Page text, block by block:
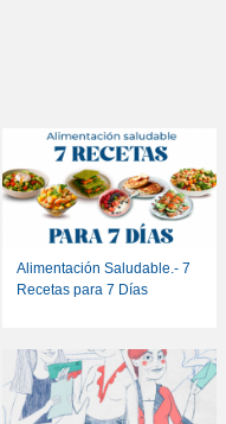
Alimentación Saludable.- 7
Recetas para 7 Días